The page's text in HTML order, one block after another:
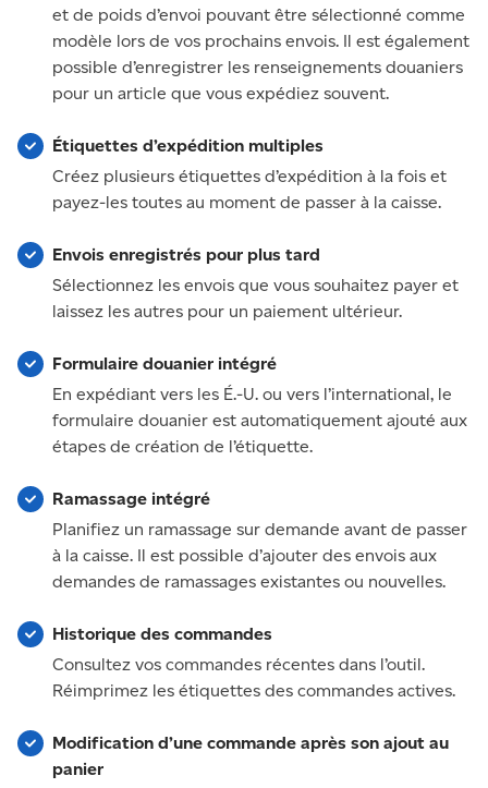
et de poids d’envoi pouvant être sélectionné comme
modèle lors de vos prochains envois. Il est également
possible d’enregistrer les renseignements douaniers
pour un article que vous expédiez souvent.
Étiquettes d’expédition multiples
Créez plusieurs étiquettes d’expédition à la fois et
payez-les toutes au moment de passer à la caisse.
Envois enregistrés pour plus tard
Sélectionnez les envois que vous souhaitez payer et
laissez les autres pour un paiement ultérieur.
Formulaire douanier intégré
En expédiant vers les É.-U. ou vers l’international, le
formulaire douanier est automatiquement ajouté aux
étapes de création de l’étiquette.
Ramassage intégré
Planifiez un ramassage sur demande avant de passer
à la caisse. Il est possible d’ajouter des envois aux
demandes de ramassages existantes ou nouvelles.
Historique des commandes
Consultez vos commandes récentes dans l’outil.
Réimprimez les étiquettes des commandes actives.
Modification d’une commande après son ajout au
panier